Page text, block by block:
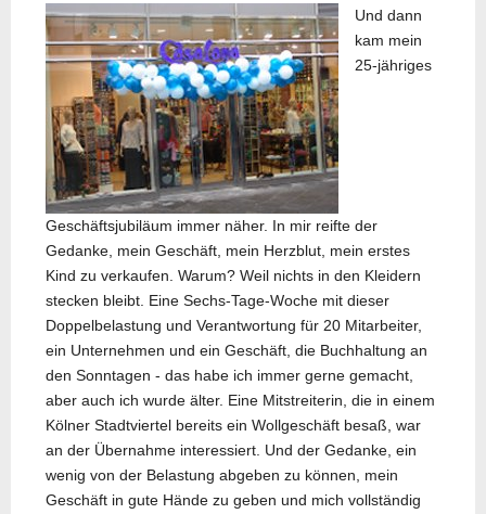
Und dann
kam mein
25-jähriges
Geschäftsjubiläum immer näher. In mir reifte der
Gedanke, mein Geschäft, mein Herzblut, mein erstes
Kind zu verkaufen. Warum? Weil nichts in den Kleidern
stecken bleibt. Eine Sechs-Tage-Woche mit dieser
Doppelbelastung und Verantwortung für 20 Mitarbeiter,
ein Unternehmen und ein Geschäft, die Buchhaltung an
den Sonntagen - das habe ich immer gerne gemacht,
aber auch ich wurde älter. Eine Mitstreiterin, die in einem
Kölner Stadtviertel bereits ein Wollgeschäft besaß, war
an der Übernahme interessiert. Und der Gedanke, ein
wenig von der Belastung abgeben zu können, mein
Geschäft in gute Hände zu geben und mich vollständig